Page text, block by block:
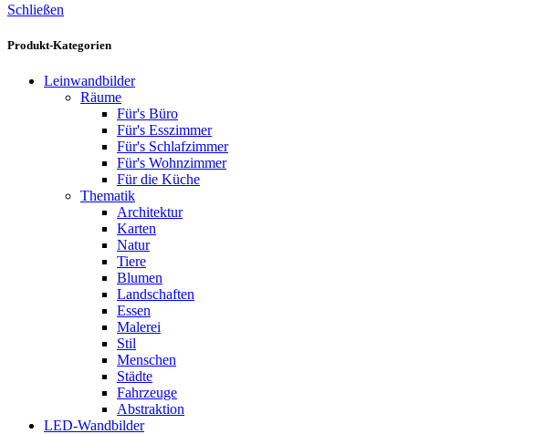
Schließen
Produkt-Kategorien
Leinwandbilder
Räume
Für's Büro
Für's Esszimmer
Für's Schlafzimmer
Für's Wohnzimmer
Für die Küche
Thematik
Architektur
Karten
Natur
Tiere
Blumen
Landschaften
Essen
Malerei
Stil
Menschen
Städte
Fahrzeuge
Abstraktion
LED-Wandbilder